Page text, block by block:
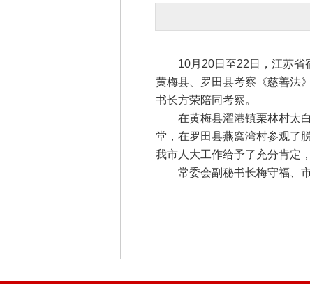
10月20日至22日，江苏省宿
黄梅县、罗田县考察《慈善法
书长方荣陪同考察。
在黄梅县濯港镇栗林村太白
堂，在罗田县燕窝湾村参观了
我市人大工作给予了充分肯定
常委会副秘书长梅守福、市